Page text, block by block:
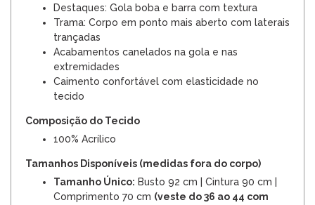
Destaques: Gola boba e barra com textura
Trama: Corpo em ponto mais aberto com laterais
trançadas
Acabamentos canelados na gola e nas
extremidades
Caimento confortável com elasticidade no
tecido
Composição do Tecido
100% Acrílico
Tamanhos Disponíveis (medidas fora do corpo)
Tamanho Único: Busto 92 cm | Cintura 90 cm |
Comprimento 70 cm (veste do 36 ao 44 com